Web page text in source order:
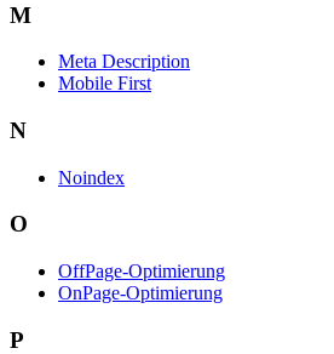
M
Meta Description
Mobile First
N
Noindex
O
OffPage-Optimierung
OnPage-Optimierung
P